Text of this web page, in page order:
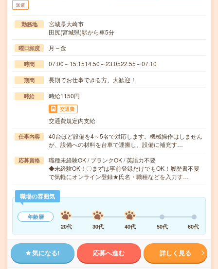
派遣
勤務地
宮城県大崎市
田尻(宮城県)駅から車5分
曜日頻度 月～金
時間 07:00～15:1514:50～23:0522:55～07:10
期間 長期でお仕事できる方、大歓迎！
時給 時給1150円
交通費
交通費規定内支給
仕事内容
40台ほど設備を4～5名で対応します。機械操作はしません
が、設備への材料を台車で運搬し、設備に補充す…
応募資格
職種未経験OK / ブランクOK / 英語力不要
◆未経験OK！〇まずは事前登録だけでもOK！履歴書不要
で気軽にオンライン登録★氏名・職種などを入力す…
職場の雰囲気
年齢層
20代
30代 40代 50代 60代
気になる! 応募へ進む 詳しく見る